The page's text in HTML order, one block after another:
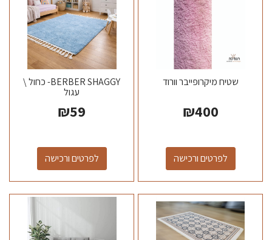
שטיח מיקרופייבר וורוד
₪400
לפרטים ורכישה
BERBER SHAGGY- כחול \
עגול
₪59
לפרטים ורכישה